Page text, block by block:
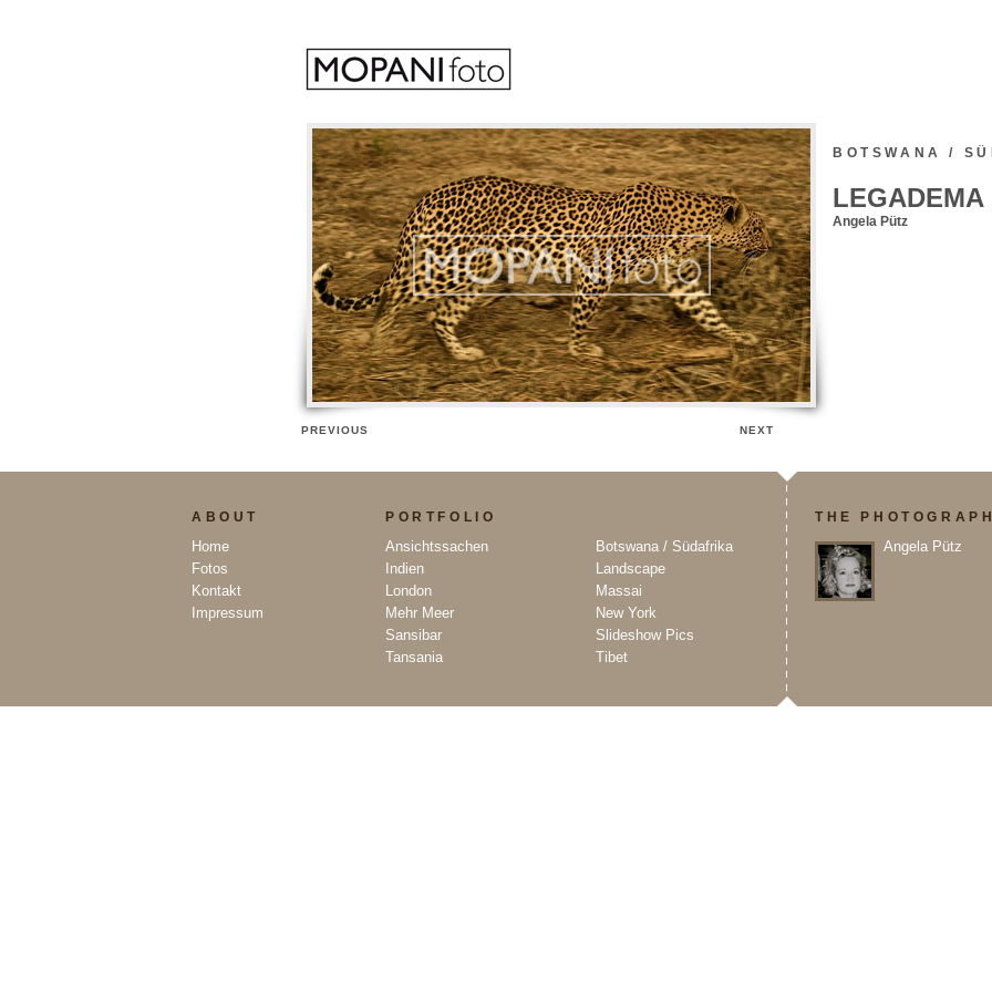
BOTSWANA /
LEGADEMA
Angela Pütz
NEXT
PREVIOUS
ABOUT
Home
Fotos
Kontakt
Impressum
PORTFOLIO
Ansichtssachen
Botswana / Südafrika
Indien
Landscape
London
Massai
Mehr Meer
New York
Sansibar
Slideshow Pics
Tansania
Tibet
THE
Angela Pütz